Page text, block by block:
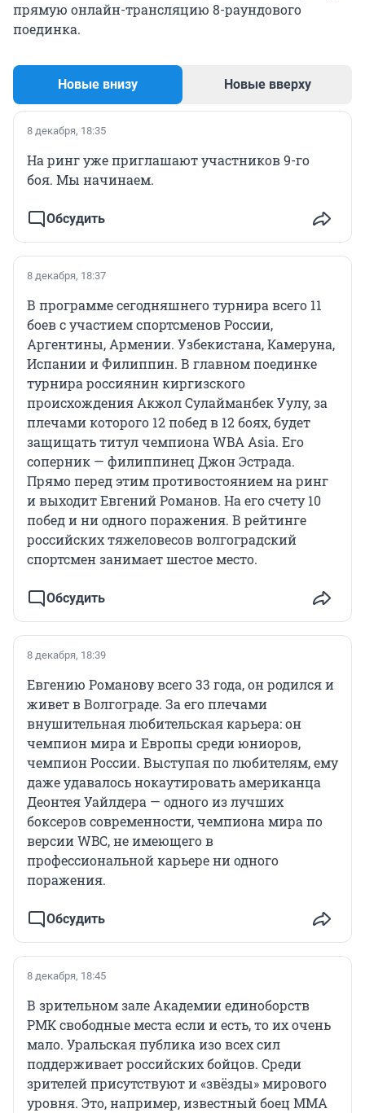
прямую онлайн-трансляцию 8-раундового
поединка.
Новые внизу Новые вверху
8 декабря, 18:35
На ринг уже приглашают участников 9-го
боя. Мы начинаем.
Обсудить
8 декабря, 18:37
В программе сегодняшнего турнира всего 11
боев с участием спортсменов России,
Аргентины, Армении. Узбекистана, Камеруна,
Испании и Филиппин. В главном поединке
турнира россиянин киргизского
происхождения Акжол Сулайманбек Уулу, за
плечами которого 12 побед в 12 боях, будет
защищать титул чемпиона WBA Asia. Его
соперник — филиппинец Джон Эстрада.
Прямо перед этим противостоянием на ринг
и выходит Евгений Романов. На его счету 10
побед и ни одного поражения. В рейтинге
российских тяжеловесов волгоградский
спортсмен занимает шестое место.
Обсудить
8 декабря, 18:39
Евгению Романову всего 33 года, он родился и
живет в Волгограде. За его плечами
внушительная любительская карьера: он
чемпион мира и Европы среди юниоров,
чемпион России. Выступая по любителям, ему
даже удавалось нокаутировать американца
Деонтея Уайлдера — одного из лучших
боксеров современности, чемпиона мира по
версии WBC, не имеющего в
профессиональной карьере ни одного
поражения.
Обсудить
8 декабря, 18:45
В зрительном зале Академии единоборств
РМК свободные места если и есть, то их очень
мало. Уральская публика изо всех сил
поддерживает российских бойцов. Среди
зрителей присутствуют и «звёзды» мирового
уровня. Это, например, известный боец ММА